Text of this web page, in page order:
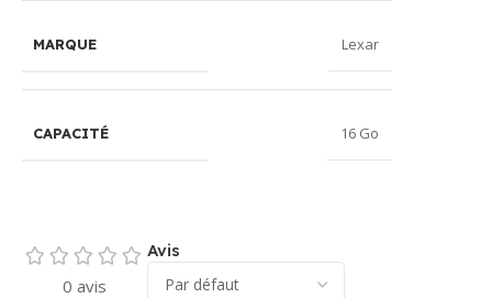
MARQUE Lexar
CAPACITÉ 16 Go
0 avis
Avis